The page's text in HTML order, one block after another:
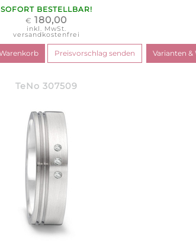
SOFORT BESTELLBAR!
€ 180,00
inkl. MwSt.
versandkostenfrei
TeNo 307509